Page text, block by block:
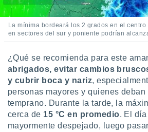
de
a través
de
de
de
uso de
con el
e
mediante
La mínima bordeará los 2 grados en el
en sectores del sur y poniente podrían
¿Qué se recomienda para este
abrigados, evitar cambios
y cubrir boca y nariz,
personas mayores y quienes
temprano. Durante la tarde, la
cerca de 15 °C en promedio. El
mayormente despejado, luego